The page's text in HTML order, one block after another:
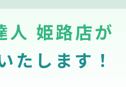
人 姫路店が
たします！